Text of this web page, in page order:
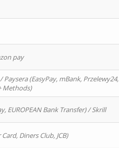
pay
Paysera (EasyPay, mBank, Przelewy24,
Methods)
EUROPEAN Bank Transfer) / Skrill
Diners Club, JCB)